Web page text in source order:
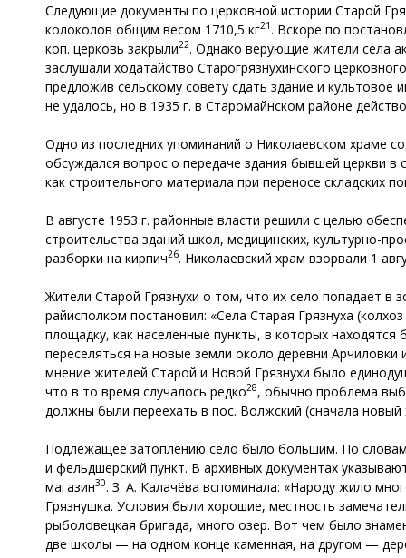
Следующие документы по церковной истории Старой
колоколов общим весом 1710,5 кг21 . Вскоре по
коп. церковь закрыли22. Однако верующие жители села
заслушали ходатайство Старогрязнухинского
предложив сельскому совету сдать здание и
не удалось, но в 1935 г. в Старомайнском районе
Одно из последних упоминаний о Николаевском храме
обсуждался вопрос о передаче здания бывшей церкви в
как строительного материала при переносе складских
В августе 1953 г. районные власти решили с целью
строительства зданий школ, медицинских, культурно-
разборки на кирпич26. Николаевский храм взорвали 1
Жители Старой Грязнухи о том, что их село попадает в
райисполком постановил: «Села Старая Грязнуха
площадку, как населенные пункты, в которых находятся
переселяться на новые земли около деревни
мнение жителей Старой и Новой Грязнухи было
что в то время случалось редко28, обычно проблема
должны были переехать в пос. Волжский (сначала
Подлежащее затоплению село было большим. По словам
и фельдшерский пункт. В архивных документах
магазин30. З. А. Калачёва вспоминала: «Народу жило
Грязнушка. Условия были хорошие, местность
рыболовецкая бригада, много озер. Вот чем было
две школы — на одном конце каменная, на другом —